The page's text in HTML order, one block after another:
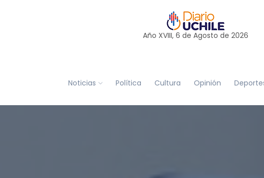
Año XVIII, 6 de Agosto de 2026
Noticias Política Cultura Opinión